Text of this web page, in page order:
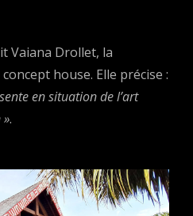
Vaiana Drollet, la
house. Elle précise :
en situation de l’art
.